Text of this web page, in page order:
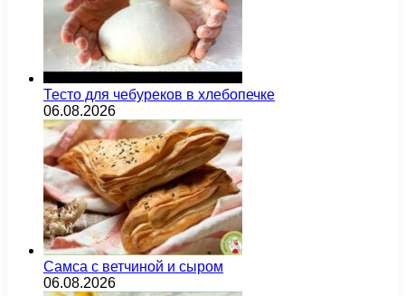
Тесто для чебуреков в хлебопечке
06.08.2026
Самса с ветчиной и сыром
06.08.2026